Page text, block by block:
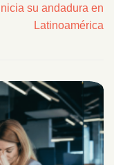
su andadura en
Latinoamérica